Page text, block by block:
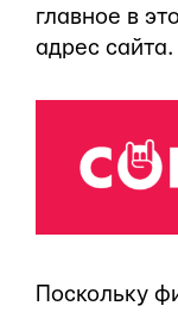
главное в
адрес сайта.
Поскольку